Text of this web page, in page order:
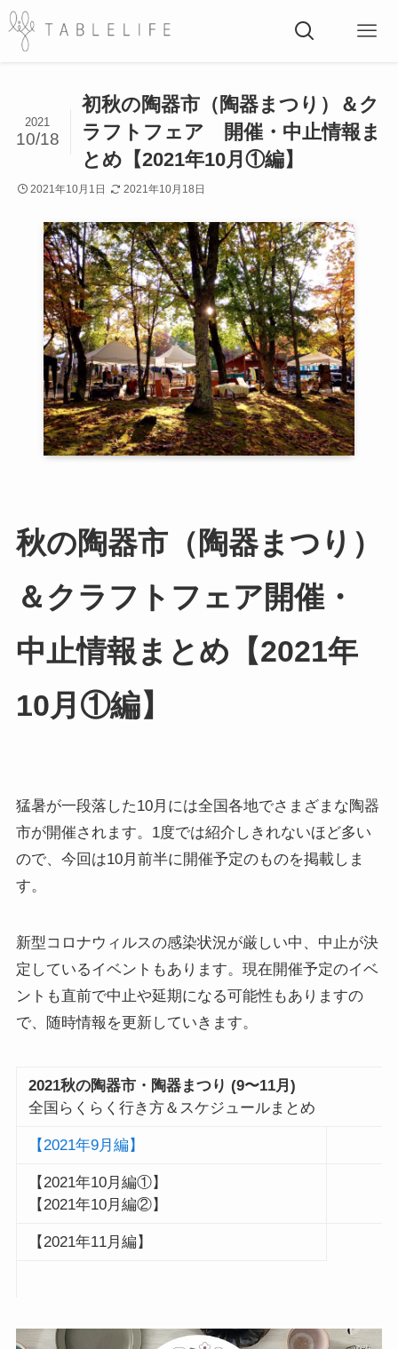
初秋の陶器市（陶器まつり）＆ク
ラフトフェア 開催・中止情報ま
とめ【2021年10月①編】
2021
10/18
2021年10月1日 2021年10月18日
秋の陶器市（陶器まつり）
＆クラフトフェア開催・
中止情報まとめ【2021年
10月①編】
猛暑が一段落した10月には全国各地でさまざまな陶器
市が開催されます。1度では紹介しきれないほど多い
ので、今回は10月前半に開催予定のものを掲載しま
す。
新型コロナウィルスの感染状況が厳しい中、中止が決
定しているイベントもあります。現在開催予定のイベ
ントも直前で中止や延期になる可能性もありますの
で、随時情報を更新していきます。
2021秋の陶器市・陶器まつり (9〜11月)
全国らくらく行き方＆スケジュールまとめ
【2021年9月編】
【2021年10月編①】
【2021年10月編②】
【2021年11月編】